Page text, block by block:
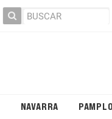
NAVARRA